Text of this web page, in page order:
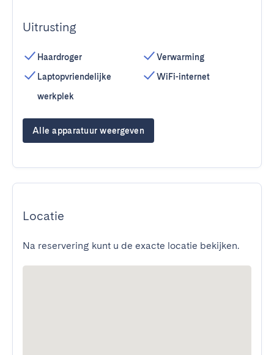
Uitrusting
Haardroger
Laptopvriendelijke
werkplek
Verwarming
WiFi-internet
Alle apparatuur weergeven
Locatie
Na reservering kunt u de exacte locatie bekijken.